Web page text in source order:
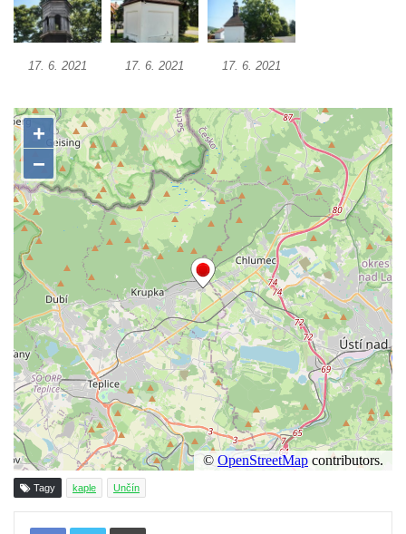
Pilát
Křížová cesta Římov – XVI. kaple – U
Herodesa
Pilát
Křížová cesta Římov – XIV. kaple – U
Kaifáše (U Děvečky)
Křížová cesta Římov – XIII. kaple – U
Annáše (U Kaifáše)
Křížová cesta Římov – XII. kaple – Vodní
brána
Křížová cesta Římov – XI. kaple – Ježíš
haněn a tupen
Křížová cesta Římov – X. kaple – U
Cedronu
Křížová cesta Římov – IX. kaple – U
chromého žida
Křížová cesta Římov – VIII. kaple – Kristus
svázán a ze zahrady vyhnán
Křížová cesta Římov – VII. kaple – Políbení
17. 6. 2021 17. 6. 2021 17. 6. 2021
Tagy kaple Unčín
Tisknout